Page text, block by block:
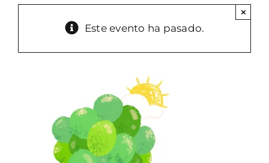
EMERGENCIAS
CONTACTO
Este evento ha pasado.
×